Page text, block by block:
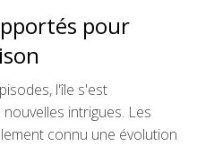
pour
l'île s'est
intrigues. Les
connu une évolution